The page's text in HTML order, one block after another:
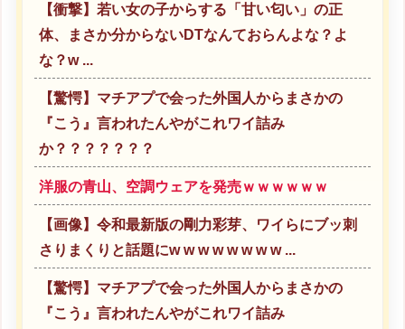
【衝撃】若い女の子からする「甘い匂い」の正
体、まさか分からないDTなんておらんよな？よ
な？w ...
【驚愕】マチアプで会った外国人からまさかの
『こう』言われたんやがこれワイ詰み
か？？？？？？？
洋服の青山、空調ウェアを発売ｗｗｗｗｗｗ
【画像】令和最新版の剛力彩芽、ワイらにブッ刺
さりまくりと話題にw w w w w w w w ...
【驚愕】マチアプで会った外国人からまさかの
『こう』言われたんやがこれワイ詰み